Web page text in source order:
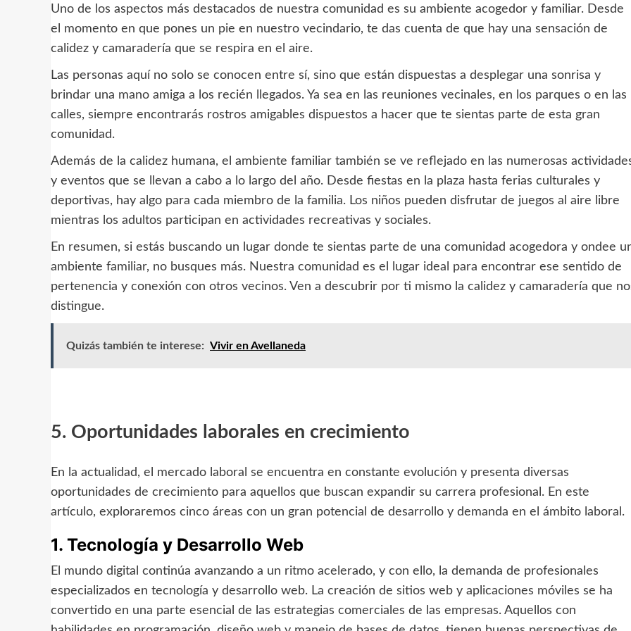
Uno de los aspectos más destacados de nuestra comunidad es su ambiente acogedor y familiar. Desde
el momento en que pones un pie en nuestro vecindario, te das cuenta de que hay una sensación de
calidez y camaradería que se respira en el aire.
Las personas aquí no solo se conocen entre sí, sino que están dispuestas a desplegar una sonrisa y
brindar una mano amiga a los recién llegados. Ya sea en las reuniones vecinales, en los parques o en las
calles, siempre encontrarás rostros amigables dispuestos a hacer que te sientas parte de esta gran
comunidad.
Además de la calidez humana, el ambiente familiar también se ve reflejado en las numerosas
y eventos que se llevan a cabo a lo largo del año. Desde fiestas en la plaza hasta ferias culturales y
deportivas, hay algo para cada miembro de la familia. Los niños pueden disfrutar de juegos al aire libre
mientras los adultos participan en actividades recreativas y sociales.
En resumen, si estás buscando un lugar donde te sientas parte de una comunidad acogedora y ondee
ambiente familiar, no busques más. Nuestra comunidad es el lugar ideal para encontrar ese sentido de
pertenencia y conexión con otros vecinos. Ven a descubrir por ti mismo la calidez y camaradería que
distingue.
Quizás también te interese: Vivir en Avellaneda
5. Oportunidades laborales en crecimiento
En la actualidad, el mercado laboral se encuentra en constante evolución y presenta diversas
oportunidades de crecimiento para aquellos que buscan expandir su carrera profesional. En este
artículo, exploraremos cinco áreas con un gran potencial de desarrollo y demanda en el ámbito laboral.
1. Tecnología y Desarrollo Web
El mundo digital continúa avanzando a un ritmo acelerado, y con ello, la demanda de profesionales
especializados en tecnología y desarrollo web. La creación de sitios web y aplicaciones móviles se ha
convertido en una parte esencial de las estrategias comerciales de las empresas. Aquellos con